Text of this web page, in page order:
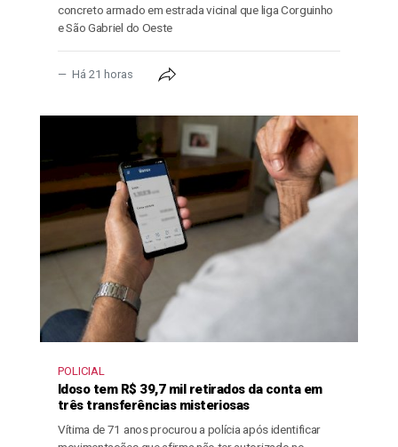
concreto armado em estrada vicinal que liga Corguinho
e São Gabriel do Oeste
Há 21 horas
POLICIAL
Idoso tem R$ 39,7 mil retirados da conta em
três transferências misteriosas
Vítima de 71 anos procurou a polícia após identificar